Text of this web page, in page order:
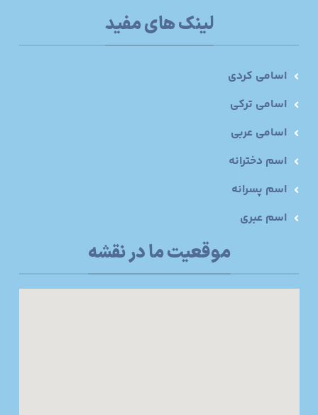
لینک های مفید
اسامی کردی
اسامی ترکی
اسامی عربی
اسم دخترانه
اسم پسرانه
اسم عبری
موقعیت ما در نقشه